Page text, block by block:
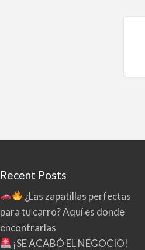
Recent Posts
¿Las zapatillas perfectas
para tu carro? Aquí es donde
encontrarlas
¡SE ACABÓ EL NEGOCIO!